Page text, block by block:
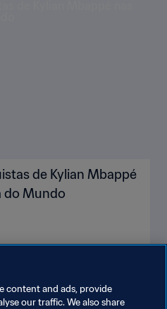
de Kylian Mbappé
do Mundo
MAIS
content and ads, provide
our traffic. We also share